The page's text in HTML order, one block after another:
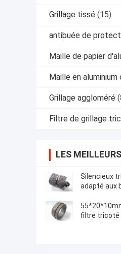
Grillage tissé (15)
antibuée de
Maille de papier
Maille en
Grillage aggloméré
Filtre de grillage
LES
Silencieux
adapté aux
For Car Air
filtre tricoté